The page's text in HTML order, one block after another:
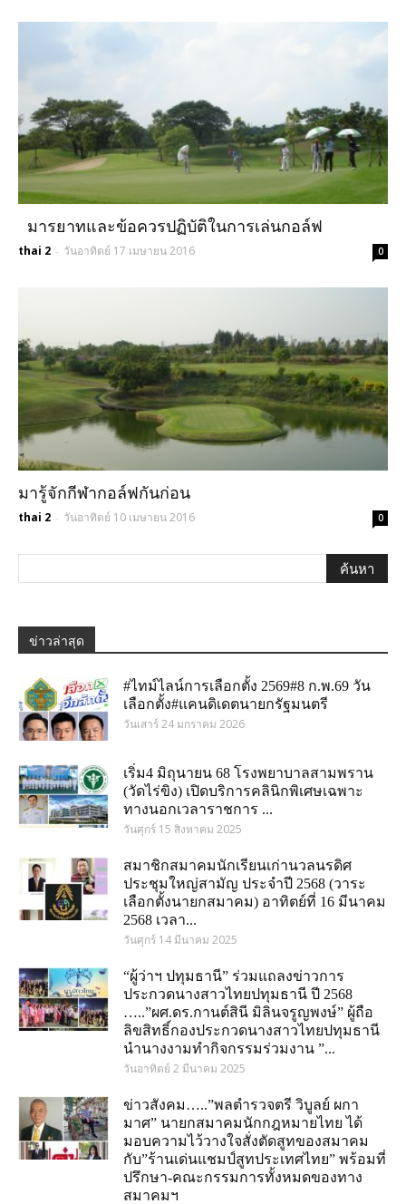
มารยาทและข้อควรปฏิบัติในการเล่นกอล์ฟ
thai 2 - วันอาทิตย์ 17 เมษายน 2016 0
มารู้จักกีฬากอล์ฟกันก่อน
thai 2 - วันอาทิตย์ 10 เมษายน 2016 0
ข่าวล่าสุด
#ไทม์ไลน์การเลือกตั้ง 2569#8 ก.พ.69 วัน
เลือกตั้ง#แคนดิเดตนายกรัฐมนตรี
วันเสาร์ 24 มกราคม 2026
เริ่ม4 มิถุนายน 68 โรงพยาบาลสามพราน
(วัดไร่ขิง) เปิดบริการคลินิกพิเศษเฉพาะ
ทางนอกเวลาราชการ ...
วันศุกร์ 15 สิงหาคม 2025
สมาชิกสมาคมนักเรียนเก่านวลนรดิศ
ประชุมใหญ่สามัญ ประจำปี 2568 (วาระ
เลือกตั้งนายกสมาคม) อาทิตย์ที่ 16 มีนาคม
2568 เวลา...
วันศุกร์ 14 มีนาคม 2025
“ผู้ว่าฯ ปทุมธานี” ร่วมแถลงข่าวการ
ประกวดนางสาวไทยปทุมธานี ปี 2568
…..”ผศ.ดร.กานต์สินี มิลินจรูญพงษ์” ผู้ถือ
ลิขสิทธิ์กองประกวดนางสาวไทยปทุมธานี
นำนางงามทำกิจกรรมร่วมงาน ”...
วันอาทิตย์ 2 มีนาคม 2025
ข่าวสังคม…..”พลตำรวจตรี วิบูลย์ ผกา
มาศ” นายกสมาคมนักกฎหมายไทย ได้
มอบความไว้วางใจสั่งตัดสูทของสมาคม
กับ”ร้านเด่นแชมป์สูทประเทศไทย” พร้อมที่
ปรึกษา-คณะกรรมการทั้งหมดของทาง
สมาคมฯ